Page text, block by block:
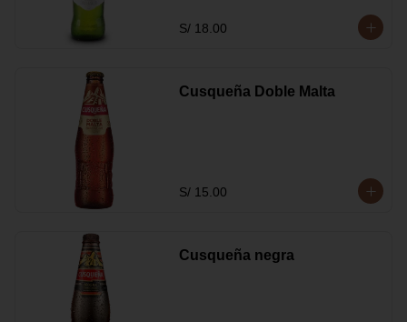
S/ 18.00
Cusqueña Doble Malta
S/ 15.00
Cusqueña negra